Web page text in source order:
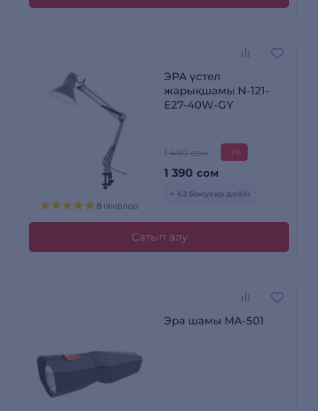
8 пікірлер
ЭРА үстел
жарықшамы N-121-
E27-40W-GY
1 490 сом -7%
1 390 сом
+ 42 бонусқа дейін
Сатып алу
Эра шамы MA-501